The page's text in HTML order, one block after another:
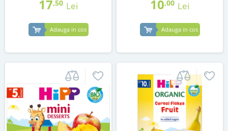
17,50 Lei
Adauga in cos
10,00 Lei
Adauga in cos